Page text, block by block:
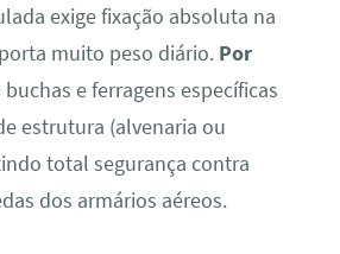
exige fixação absoluta na
muito peso diário. Por
e ferragens específicas
estrutura (alvenaria ou
total segurança contra
dos armários aéreos.